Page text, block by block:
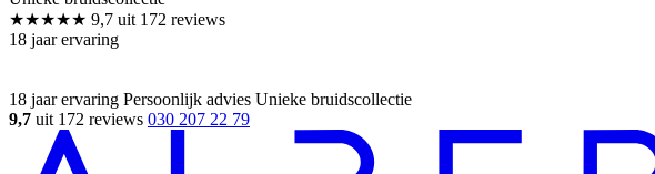
18 jaar ervaring Persoonlijk advies Unieke bruidscollectie
9,7 uit 172 reviews 030 207 22 79